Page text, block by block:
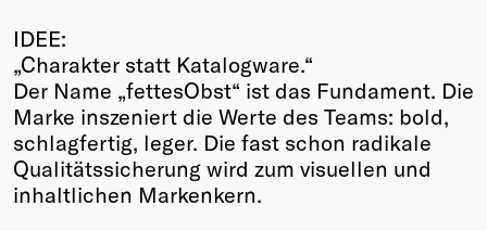
IDEE:
„Charakter statt Katalogware.“
Der Name „fettesObst“ ist das Fundament. Die
Marke inszeniert die Werte des Teams: bold,
schlagfertig, leger. Die fast schon radikale
Qualitätssicherung wird zum visuellen und
inhaltlichen Markenkern.